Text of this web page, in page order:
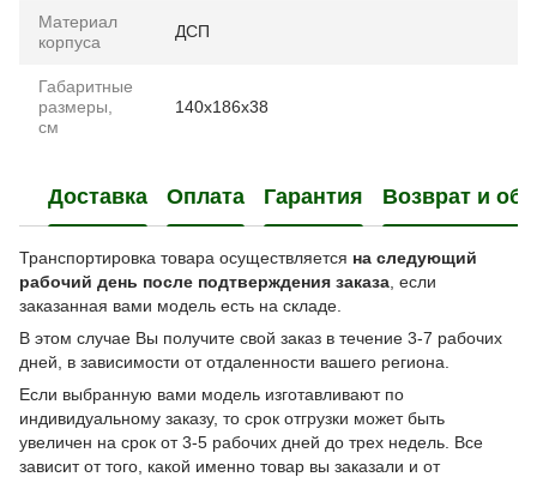
Материал
корпуса
ДСП
Габаритные
размеры,
см
140x186x38
Доставка Оплата Гарантия Возврат и
Транспортировка товара осуществляется на следующий
рабочий день после подтверждения заказа , если
заказанная вами модель есть на складе.
В этом случае Вы получите свой заказ в течение 3-7 рабочих
дней, в зависимости от отдаленности вашего региона.
Если выбранную вами модель изготавливают по
индивидуальному заказу, то срок отгрузки может быть
увеличен на срок от 3-5 рабочих дней до трех недель. Все
зависит от того, какой именно товар вы заказали и от